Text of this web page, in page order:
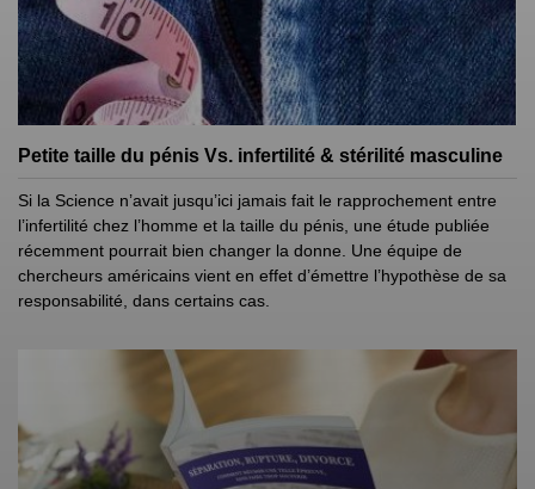
Petite taille du pénis Vs. infertilité & stérilité masculine
Si la Science n’avait jusqu’ici jamais fait le rapprochement entre
l’infertilité chez l’homme et la taille du pénis, une étude publiée
récemment pourrait bien changer la donne. Une équipe de
chercheurs américains vient en effet d’émettre l’hypothèse de sa
responsabilité, dans certains cas.